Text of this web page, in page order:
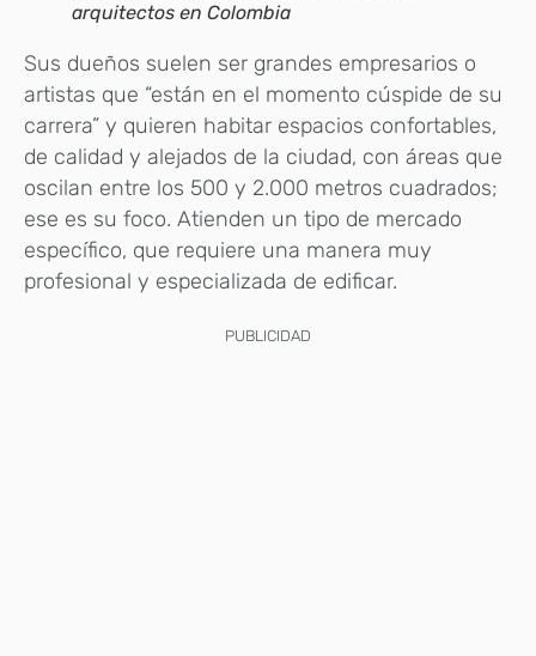
arquitectos en Colombia
Sus dueños suelen ser grandes empresarios o
artistas que “están en el momento cúspide de su
carrera” y quieren habitar espacios confortables,
de calidad y alejados de la ciudad, con áreas que
oscilan entre los 500 y 2.000 metros cuadrados;
ese es su foco. Atienden un tipo de mercado
específico, que requiere una manera muy
profesional y especializada de edificar.
PUBLICIDAD